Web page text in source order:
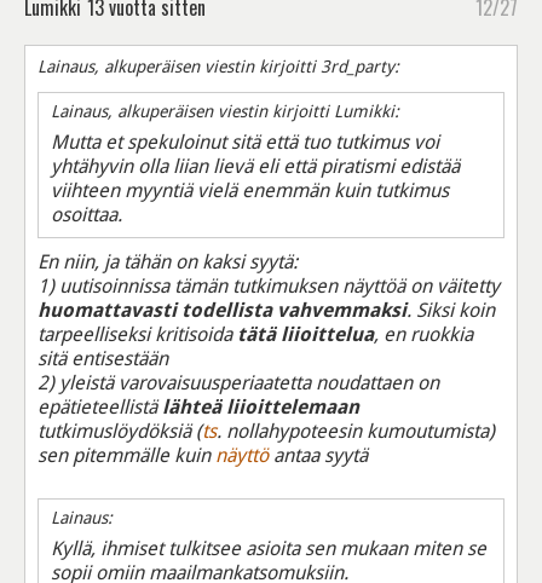
Lumikki 13 vuotta sitten 12/27
Lainaus, alkuperäisen viestin kirjoitti 3rd_party:
Lainaus, alkuperäisen viestin kirjoitti Lumikki:
Mutta et spekuloinut sitä että tuo tutkimus voi
yhtähyvin olla liian lievä eli että piratismi edistää
viihteen myyntiä vielä enemmän kuin tutkimus
osoittaa.
En niin, ja tähän on kaksi syytä:
1) uutisoinnissa tämän tutkimuksen näyttöä on väitetty
huomattavasti todellista vahvemmaksi. Siksi koin
tarpeelliseksi kritisoida tätä liioittelua, en ruokkia
sitä entisestään
2) yleistä varovaisuusperiaatetta noudattaen on
epätieteellistälähteä liioittelemaan
tutkimuslöydöksiä (ts. nollahypoteesin kumoutumista)
sen pitemmälle kuin näyttöantaa syytä
Lainaus:
Kyllä, ihmiset tulkitsee asioita sen mukaan miten se
sopii omiin maailmankatsomuksiin.